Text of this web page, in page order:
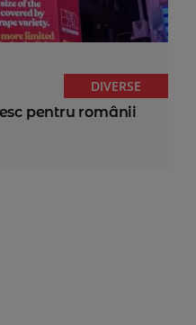
DIVERSE
pentru românii